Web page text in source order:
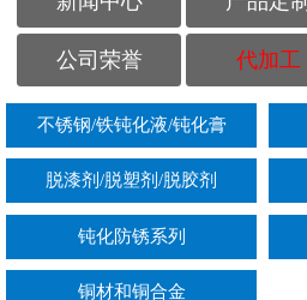
公司荣誉 代加工
不锈钢/铁钝化液/钝化膏
脱漆剂/脱塑剂/脱胶剂
钝化防锈系列
铜材和铜合金